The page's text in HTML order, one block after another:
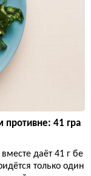
противне: 41 гра
даёт 41 г бе
только один